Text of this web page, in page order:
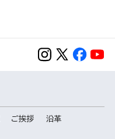
ご挨拶 沿革